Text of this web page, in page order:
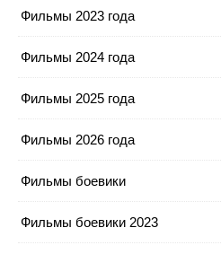
Фильмы 2023 года
Фильмы 2024 года
Фильмы 2025 года
Фильмы 2026 года
Фильмы боевики
Фильмы боевики 2023